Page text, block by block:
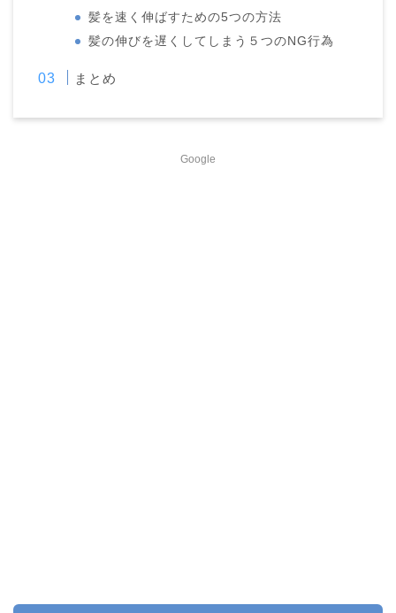
髪を速く伸ばすための5つの方法
髪の伸びを遅くしてしまう５つのNG行為
まとめ
Google